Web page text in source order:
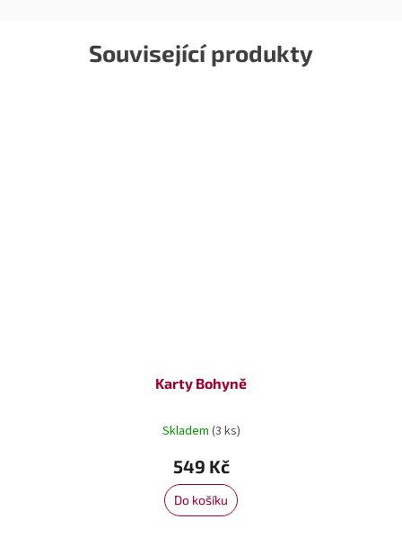
Související produkty
Karty Bohyně
Skladem (3 ks)
549 Kč
Do košíku